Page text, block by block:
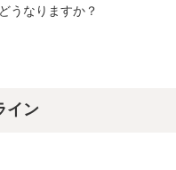
うなりますか？
イン